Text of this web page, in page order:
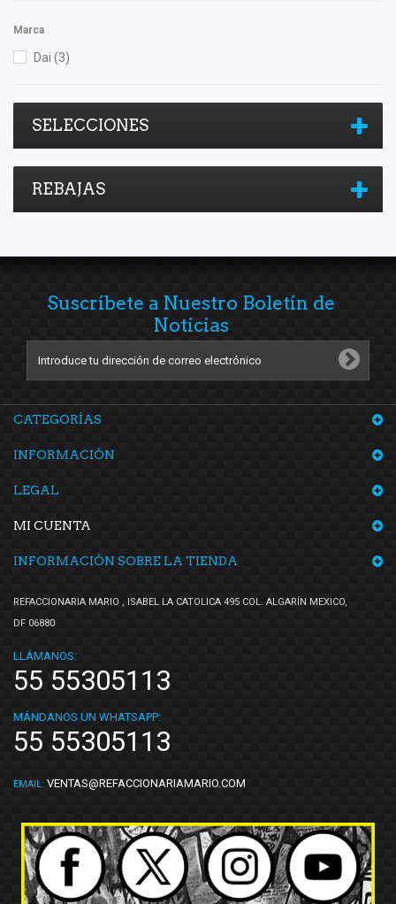
Marca
Dai (3)
SELECCIONES
REBAJAS
Suscríbete a Nuestro Boletín de
Noticias
CATEGORÍAS
INFORMACIÓN
LEGAL
MI CUENTA
INFORMACIÓN SOBRE LA TIENDA
REFACCIONARIA MARIO , ISABEL LA CATOLICA 495 COL. ALGARÍN MEXICO,
DF 06880
LLÁMANOS:
55 55305113
MÁNDANOS UN WHATSAPP:
55 55305113
EMAIL: VENTAS@REFACCIONARIAMARIO.COM